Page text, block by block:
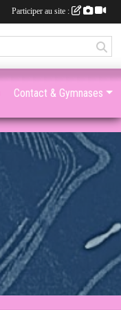
Contact & Gymnases
Participer au site :